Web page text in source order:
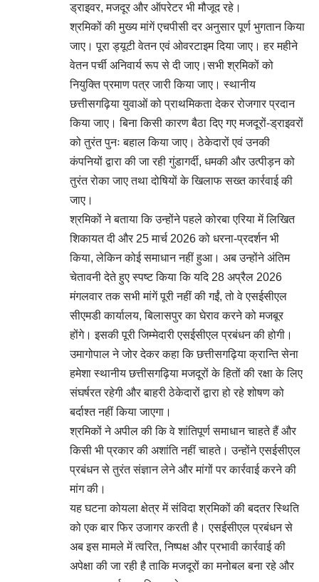
ड्राइवर, मजदूर और ऑपरेटर भी मौजूद रहे।
श्रमिकों की मुख्य मांगें एचपीसी दर अनुसार पूर्ण भुगतान किया
जाए। पूरा ड्यूटी वेतन एवं ओवरटाइम दिया जाए। हर महीने
वेतन पर्ची अनिवार्य रूप से दी जाए।सभी श्रमिकों को
नियुक्ति प्रमाण पत्र जारी किया जाए। स्थानीय
छत्तीसगढ़िया युवाओं को प्राथमिकता देकर रोजगार प्रदान
किया जाए। बिना किसी कारण बैठा दिए गए मजदूरों-ड्राइवरों
को तुरंत पुनः बहाल किया जाए। ठेकेदारों एवं उनकी
कंपनियों द्वारा की जा रही गुंडागर्दी, धमकी और उत्पीड़न को
तुरंत रोका जाए तथा दोषियों के खिलाफ सख्त कार्रवाई की
जाए।
श्रमिकों ने बताया कि उन्होंने पहले कोरबा एरिया में लिखित
शिकायत दी और 25 मार्च 2026 को धरना-प्रदर्शन भी
किया, लेकिन कोई समाधान नहीं हुआ। अब उन्होंने अंतिम
चेतावनी देते हुए स्पष्ट किया कि यदि 28 अप्रैल 2026
मंगलवार तक सभी मांगें पूरी नहीं की गईं, तो वे एसईसीएल
सीएमडी कार्यालय, बिलासपुर का घेराव करने को मजबूर
होंगे। इसकी पूरी जिम्मेदारी एसईसीएल प्रबंधन की होगी।
उमागोपाल ने जोर देकर कहा कि छत्तीसगढ़िया क्रान्ति सेना
हमेशा स्थानीय छत्तीसगढ़िया मजदूरों के हितों की रक्षा के लिए
संघर्षरत रहेगी और बाहरी ठेकेदारों द्वारा हो रहे शोषण को
बर्दाश्त नहीं किया जाएगा।
श्रमिकों ने अपील की कि वे शांतिपूर्ण समाधान चाहते हैं और
किसी भी प्रकार की अशांति नहीं चाहते। उन्होंने एसईसीएल
प्रबंधन से तुरंत संज्ञान लेने और मांगों पर कार्रवाई करने की
मांग की।
यह घटना कोयला क्षेत्र में संविदा श्रमिकों की बदतर स्थिति
को एक बार फिर उजागर करती है। एसईसीएल प्रबंधन से
अब इस मामले में त्वरित, निष्पक्ष और प्रभावी कार्रवाई की
अपेक्षा की जा रही है ताकि मजदूरों का मनोबल बना रहे और